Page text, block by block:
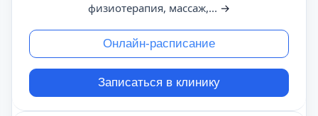
физиотерапия, массаж,... →
Онлайн-расписание
Записаться в клинику